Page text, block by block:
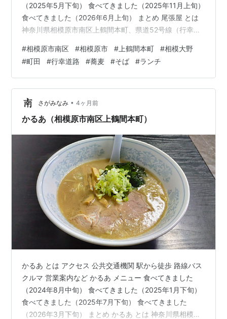
（2025年5月下旬） 食べてきました（2025年11月上旬）
食べてきました（2026年6月上旬） まとめ 尾張屋 とは
神奈川県相模原市南区上鶴間本町、県道52号線（行幸道
しいお蕎麦やさんです。 アクセス 公共交通機関 駅から
徒歩 最寄り駅は小田急線相模大野駅、もしくはJR町田駅
になります。 Googleマップさんによると、 JR町田駅タ
ーミナル口から、750m・徒歩11分 相模大野駅東口北出
口から、550m・徒歩8分 相模大野…
#相模原市南区 #相模原市 # 上鶴間本町 #相模大野
#町田 #行幸道路 #蕎麦 #そば #ランチ
さがみなみ • 4ヶ月前
かるあ（相模原市南区上鶴間本町）
かるあ とは アクセス 公共交通機関 駅から徒歩 路線バス
クルマ 営業案内など かるあ メニュー 食べてきました
（2024年8月中旬） 食べてきました（2025年1月下旬）
食べてきました（2025年7月下旬） 食べてきました
（2026年3月下旬） まとめ かるあ とは 神奈川県相模原